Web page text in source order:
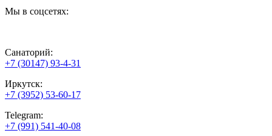
Мы в соцсетях:
Санаторий:
+7 (30147) 93-4-31
Иркутск:
+7 (3952) 53-60-17
Telegram:
+7 (991) 541-40-08